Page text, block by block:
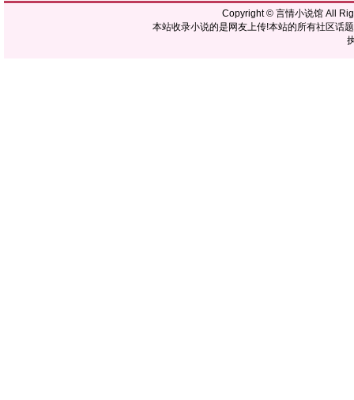
Copyright © 言情小说馆All
本站收录小说的是网友上传!本站的所有社区话